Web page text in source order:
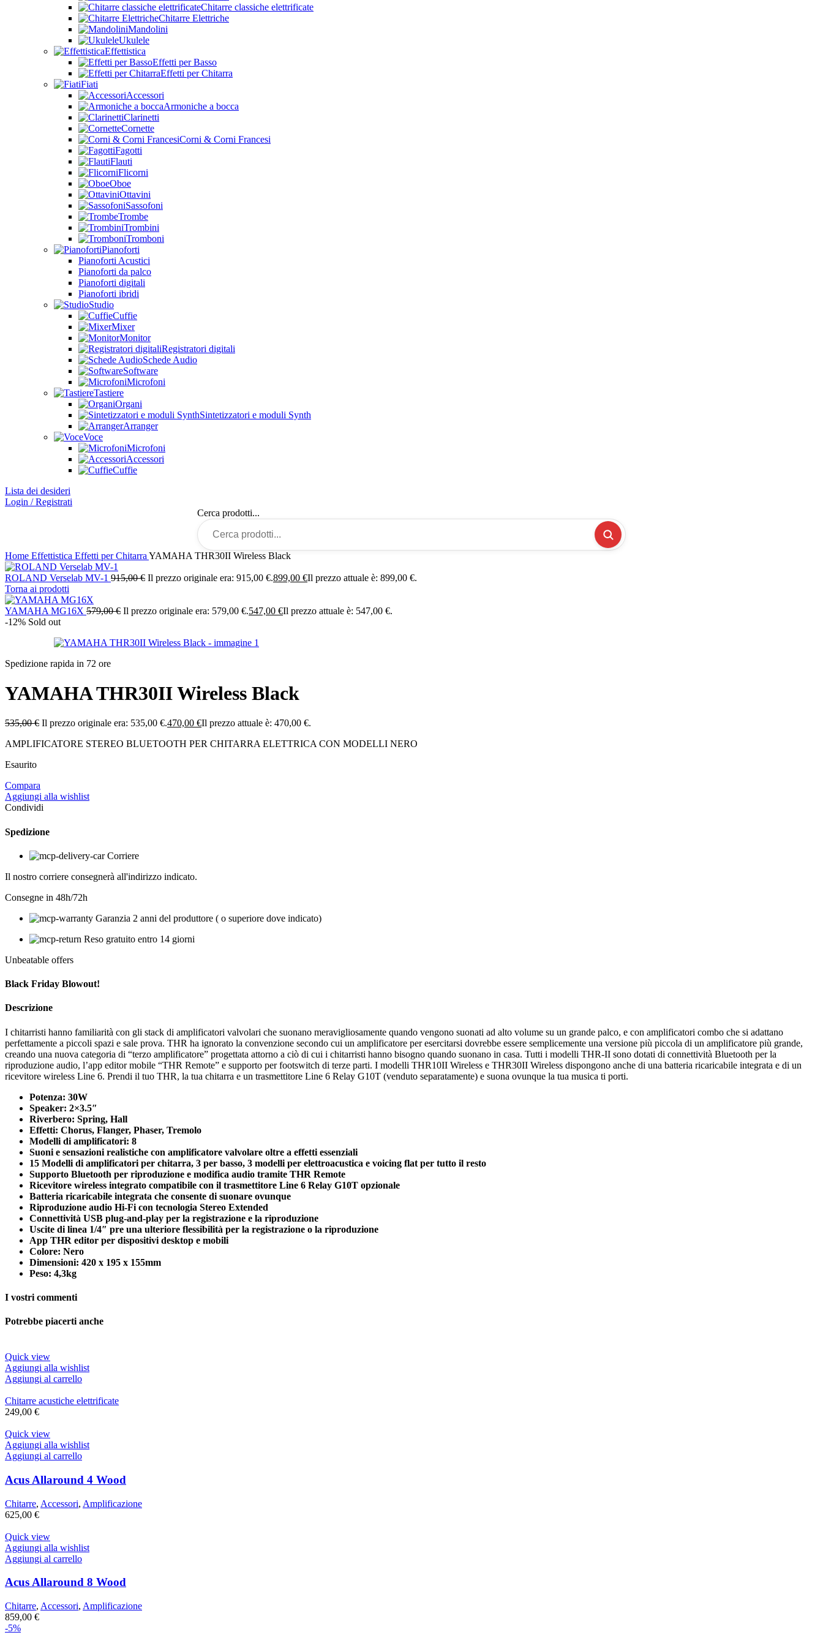
Chitarre classiche elettrificate
Chitarre Elettriche
Mandolini
Ukulele
Effettistica
Effetti per Basso
Effetti per Chitarra
Fiati
Accessori
Armoniche a bocca
Clarinetti
Cornette
Corni & Corni Francesi
Fagotti
Flauti
Flicorni
Oboe
Ottavini
Sassofoni
Trombe
Trombini
Tromboni
Pianoforti
Pianoforti Acustici
Pianoforti da palco
Pianoforti digitali
Pianoforti ibridi
Studio
Cuffie
Mixer
Monitor
Registratori digitali
Schede Audio
Software
Microfoni
Tastiere
Organi
Sintetizzatori e moduli Synth
Arranger
Voce
Microfoni
Accessori
Cuffie
Lista dei desideri
Login / Registrati
Cerca prodotti...
Home Effettistica Effetti per Chitarra YAMAHA THR30II Wireless Black
ROLAND Verselab MV-1 915,00€ Il prezzo originale era: 915,00 €.899,00 €Il prezzo attuale è: 899,00 €.
Torna ai prodotti
YAMAHA MG16X 579,00€ Il prezzo originale era: 579,00 €.547,00 €Il prezzo attuale è: 547,00 €.
-12% Sold out
Spedizione rapida in 72 ore
YAMAHA THR30II Wireless Black
535,00€ Il prezzo originale era: 535,00 €.470,00 €Il prezzo attuale è: 470,00 €.
AMPLIFICATORE STEREO BLUETOOTH PER CHITARRA ELETTRICA CON MODELLI NERO
Esaurito
Compara
Aggiungi alla wishlist
Condividi
Spedizione
Corriere
Il nostro corriere consegnerà all'indirizzo indicato.
Consegne in 48h/72h
Garanzia 2 anni del produttore ( o superiore dove indicato)
Reso gratuito entro 14 giorni
Unbeatable offers
Black Friday Blowout!
Descrizione
I chitarristi hanno familiarità con gli stack di amplificatori valvolari che suonano meravigliosamente quando vengono suonati ad alto volume su un grande palco, e con amplificatori combo che si adattano
perfettamente a piccoli spazi e sale prova. THR ha ignorato la convenzione secondo cui un amplificatore per esercitarsi dovrebbe essere semplicemente una versione più piccola di un amplificatore più grande,
creando una nuova categoria di “terzo amplificatore” progettata attorno a ciò di cui i chitarristi hanno bisogno quando suonano in casa. Tutti i modelli THR-II sono dotati di connettività Bluetooth per la
riproduzione audio, l’app editor mobile “THR Remote” e supporto per footswitch di terze parti. I modelli THR10II Wireless e THR30II Wireless dispongono anche di una batteria ricaricabile integrata e di un
ricevitore wireless Line 6. Prendi il tuo THR, la tua chitarra e un trasmettitore Line 6 Relay G10T (venduto separatamente) e suona ovunque la tua musica ti porti.
Potenza: 30W
Speaker: 2×3.5″
Riverbero: Spring, Hall
Effetti: Chorus, Flanger, Phaser, Tremolo
Modelli di amplificatori: 8
Suoni e sensazioni realistiche con amplificatore valvolare oltre a effetti essenziali
15 Modelli di amplificatori per chitarra, 3 per basso, 3 modelli per elettroacustica e voicing flat per tutto il resto
Supporto Bluetooth per riproduzione e modifica audio tramite THR Remote
Ricevitore wireless integrato compatibile con il trasmettitore Line 6 Relay G10T opzionale
Batteria ricaricabile integrata che consente di suonare ovunque
Riproduzione audio Hi-Fi con tecnologia Stereo Extended
Connettività USB plug-and-play per la registrazione e la riproduzione
Uscite di linea 1/4″ pre una ulteriore flessibilità per la registrazione o la riproduzione
App THR editor per dispositivi desktop e mobili
Colore: Nero
Dimensioni: 420 x 195 x 155mm
Peso: 4,3kg
I vostri commenti
Potrebbe piacerti anche
Quick view
Aggiungi alla wishlist
Aggiungi al carrello
Chitarre acustiche elettrificate
249,00 €
Quick view
Aggiungi alla wishlist
Aggiungi al carrello
Acus Allaround 4 Wood
Chitarre, Accessori, Amplificazione
625,00 €
Quick view
Aggiungi alla wishlist
Aggiungi al carrello
Acus Allaround 8 Wood
Chitarre, Accessori, Amplificazione
859,00 €
-5%